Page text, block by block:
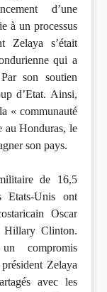
d’une
à un processus
Zelaya s’était
qui a
son soutien
d’Etat. Ainsi,
« communauté
au Honduras, le
son pays.
de 16,5
Etats-Unis ont
Oscar
Hillary Clinton.
compromis
Zelaya
avec les